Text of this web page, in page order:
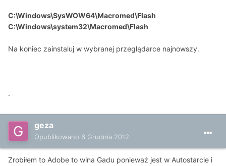
C:\Windows\SysWOW64\Macromed\Flash
C:\Windows\system32\Macromed\Flash
Na koniec zainstaluj w wybranej przeglądarce najnowszy.
.
geza
Opublikowano 6 Grudnia 2012
Zrobiłem to Adobe to wina Gadu ponieważ jest w Autostarcie i